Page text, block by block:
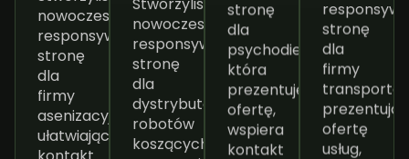
nowoczesną,
responsywną
stronę
dla
firmy
asenizacyjnej,
ułatwiającą
nowoczesną,
responsywną
stronę
dla
dystrybutora
robotów
koszących,
stronę
dla
psychodietetyka,
która
prezentuje
ofertę,
wspiera
kontakt
stronę
dla
firmy
ofertę
usług,